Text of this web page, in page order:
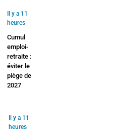
Il y a 11
heures
Cumul
emploi-
retraite :
éviter le
piège de
2027
Il y a 11
heures